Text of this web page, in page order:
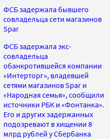
ФСБ задержала бывшего
совладельца сети магазинов
Spar
ФСБ задержала экс-
совладельца
обанкротившейся компании
«Интерторг», владевшей
сетями магазинов Spar и
«Народная семья», сообщили
источники РБК и «Фонтанка».
Его и других задержанных
подозревают в хищении 8
млрд рублей у Сбербанка